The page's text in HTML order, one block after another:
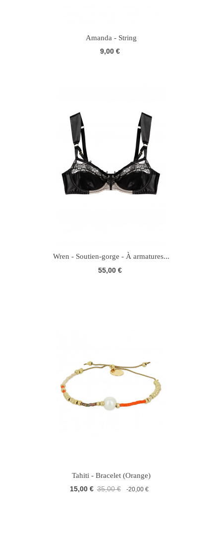
Amanda - String
9,00 €
Wren - Soutien-gorge - À armatures...
55,00 €
Tahiti - Bracelet (Orange)
15,00 € 35,00 € -20,00 €